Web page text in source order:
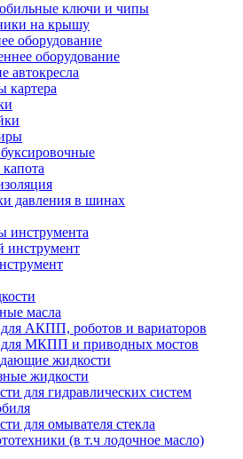
ключи и чипы
на крышу
оборудование
оборудование
автокресла
картера
давления в шинах
инструмента
инструмент
масла
АКПП, роботов и вариаторов
МКПП и приводных мостов
жидкости
жидкости
для гидравлических систем
для омывателя стекла
(в т.ч лодочное масло)